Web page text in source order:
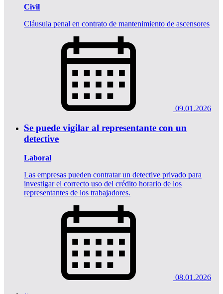
Civil
Cláusula penal en contrato de mantenimiento de ascensores
09.01.2026
Se puede vigilar al representante con un
detective
Laboral
Las empresas pueden contratar un detective privado para
investigar el correcto uso del crédito horario de los
representantes de los trabajadores.
08.01.2026